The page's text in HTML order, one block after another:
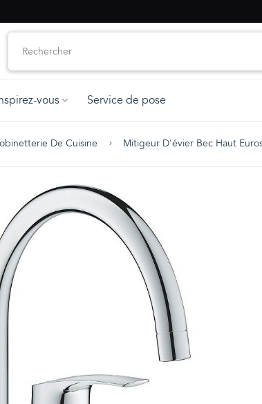
vous Service de pose
De Cuisine Mitigeur D'évier Bec Haut